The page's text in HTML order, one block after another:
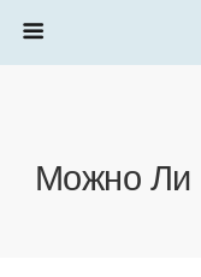
Можно Ли